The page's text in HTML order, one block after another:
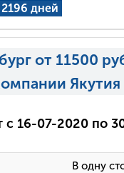
дней
от 11500
Якутия
с 16-07-2020 по
В одну